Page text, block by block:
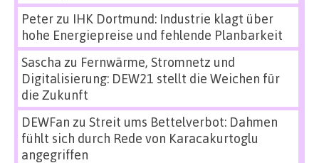
Peterzu IHK Dortmund: Industrie klagt über
hohe Energiepreise und fehlende Planbarkeit
Sascha zu Fernwärme, Stromnetz und
Digitalisierung: DEW21 stellt die Weichen für
die Zukunft
DEWFan zu Streit ums Bettelverbot: Dahmen
fühlt sich durch Rede von Karacakurtoglu
angegriffen